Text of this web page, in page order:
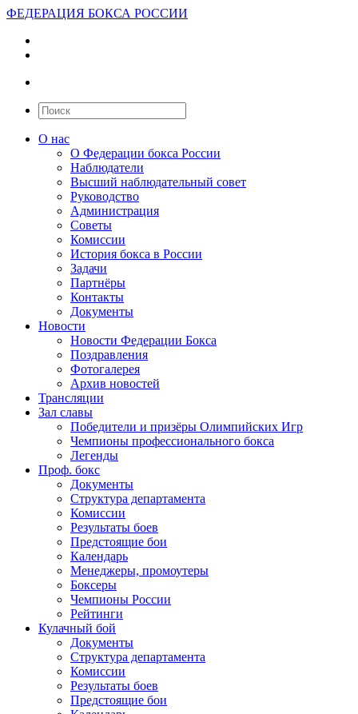
ФЕДЕРАЦИЯ БОКСА РОССИИ
О нас
О Федерации бокса России
Наблюдатели
Высший наблюдательный совет
Руководство
Администрация
Советы
Комиссии
История бокса в России
Задачи
Партнёры
Контакты
Документы
Новости
Новости Федерации Бокса
Поздравления
Фотогалерея
Архив новостей
Трансляции
Зал славы
Победители и призёры Олимпийских Игр
Чемпионы профессионального бокса
Легенды
Проф. бокс
Документы
Структура департамента
Комиссии
Результаты боев
Предстоящие бои
Календарь
Менеджеры, промоутеры
Боксеры
Чемпионы России
Рейтинги
Кулачный бой
Документы
Структура департамента
Комиссии
Результаты боев
Предстоящие бои